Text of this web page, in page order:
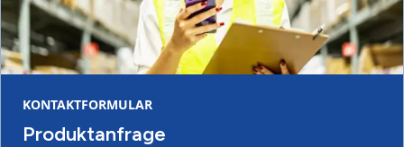
KONTAKTFORMULAR
Produktanfrage